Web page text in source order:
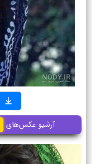
آرشیو عکس‌های